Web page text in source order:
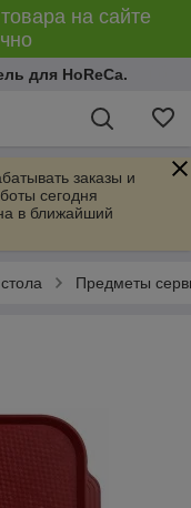
на сайте
для HoReCa.
заказы и
сегодня
в ближайший
Предметы